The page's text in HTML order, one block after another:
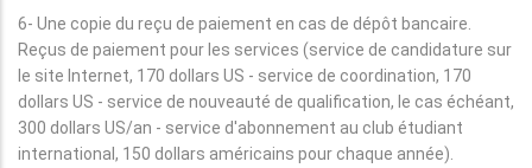
6- Une copie du reçu de paiement en cas de dépôt bancaire.
Reçus de paiement pour les services (service de candidature sur
le site Internet, 170 dollars US - service de coordination, 170
dollars US - service de nouveauté de qualification, le cas échéant,
300 dollars US/an - service d'abonnement au club étudiant
international, 150 dollars américains pour chaque année).